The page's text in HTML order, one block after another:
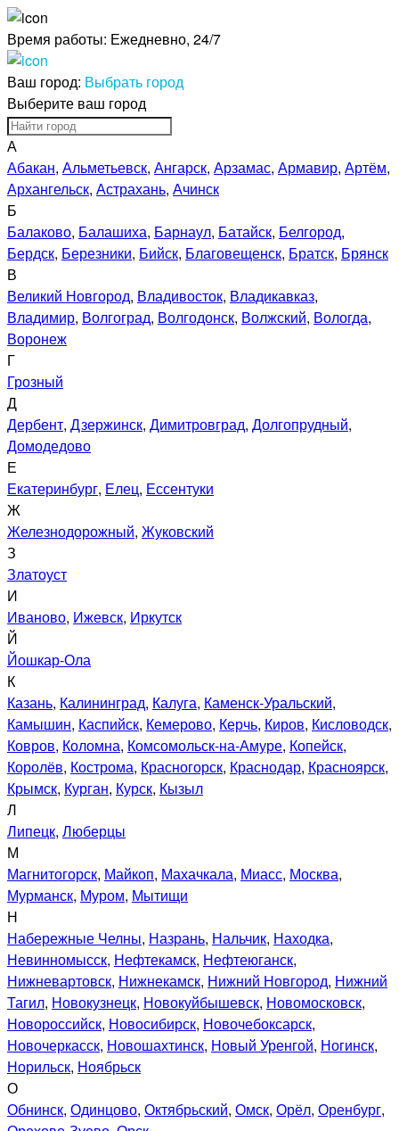
Время работы: Ежедневно, 24/7
Ваш город: Выбрать город
Выберите ваш город
А
Абакан, Альметьевск, Ангарск, Арзамас, Армавир, Артём,
Архангельск, Астрахань, Ачинск
Б
Балаково, Балашиха, Барнаул, Батайск, Белгород,
Бердск, Березники, Бийск, Благовещенск, Братск, Брянск
В
Великий Новгород, Владивосток, Владикавказ,
Владимир, Волгоград, Волгодонск, Волжский, Вологда,
Воронеж
Г
Грозный
Д
Дербент, Дзержинск, Димитровград, Долгопрудный,
Домодедово
Е
Екатеринбург, Елец, Ессентуки
Ж
Железнодорожный, Жуковский
З
Златоуст
И
Иваново, Ижевск, Иркутск
Й
Йошкар-Ола
К
Казань, Калининград, Калуга, Каменск-Уральский,
Камышин, Каспийск, Кемерово, Керчь, Киров, Кисловодск,
Ковров, Коломна, Комсомольск-на-Амуре, Копейск,
Королёв, Кострома, Красногорск, Краснодар, Красноярск,
Крымск, Курган, Курск, Кызыл
Л
Липецк, Люберцы
М
Магнитогорск, Майкоп, Махачкала, Миасс, Москва,
Мурманск, Муром, Мытищи
Н
Набережные Челны, Назрань, Нальчик, Находка,
Невинномысск, Нефтекамск, Нефтеюганск,
Нижневартовск, Нижнекамск, Нижний Новгород, Нижний
Тагил, Новокузнецк, Новокуйбышевск, Новомосковск,
Новороссийск, Новосибирск, Новочебоксарск,
Новочеркасск, Новошахтинск, Новый Уренгой, Ногинск,
Норильск, Ноябрьск
О
Обнинск, Одинцово, Октябрьский, Омск, Орёл, Оренбург,